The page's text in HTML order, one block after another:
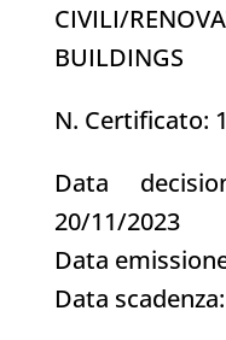
CIVILI/
BUILDINGS
N. Certificato:
Data
20/11/2023
Data
Data